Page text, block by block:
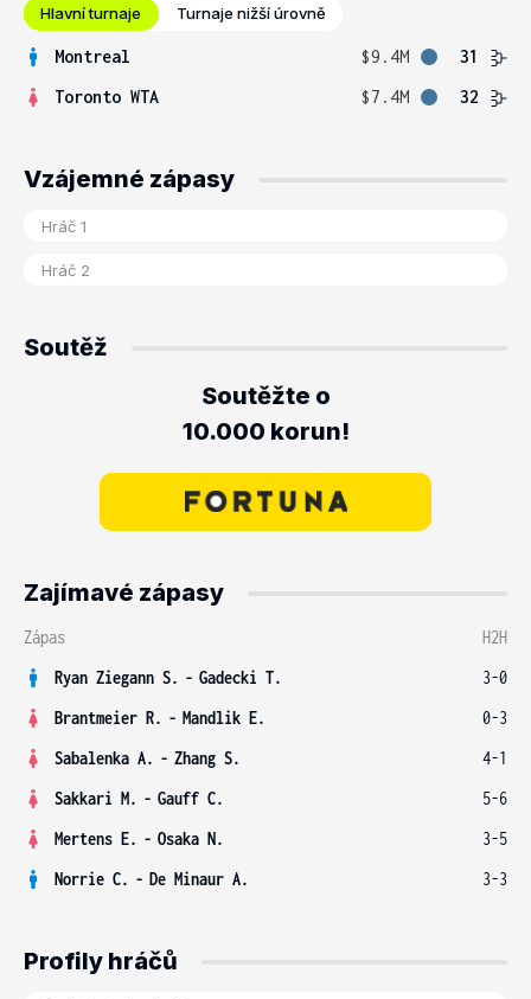
Hlavní turnaje Turnaje nižší úrovně
Montreal $9.4M
31
Toronto WTA
$7.4M 32
Vzájemné zápasy
Soutěž
Soutěžte o
10.000 korun!
Zajímavé zápasy
Zápas
H2H
Ryan Ziegann S. - Gadecki T.
3-0
Brantmeier R. - Mandlik E.
0-3
Sabalenka A. - Zhang S.
4-1
Sakkari M. - Gauff C.
5-6
Mertens E. - Osaka N.
3-5
Norrie C. - De Minaur A. 3-3
Profily hráčů